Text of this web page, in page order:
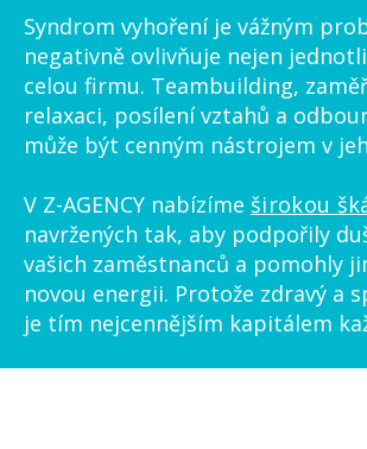
Syndrom vyhoření je vážným
negativně ovlivňuje nejen
celou firmu. Teambuilding,
relaxaci, posílení vztahů a
může být cenným nástrojem v
V Z-AGENCY nabízíme širokou
navržených tak, aby podpořily
vašich zaměstnanců a pomohly
novou energii. Protože zdravý a
je tím nejcennějším kapitálem